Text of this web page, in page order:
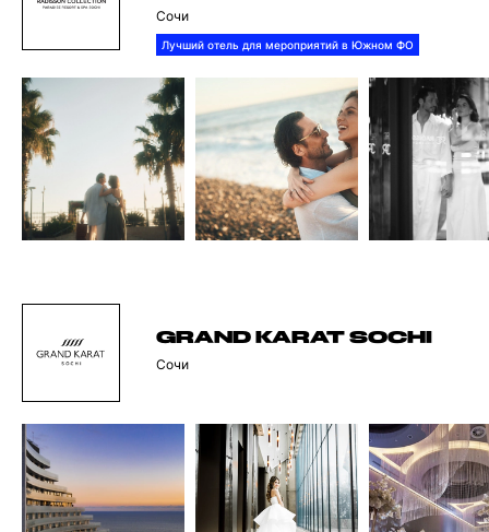
Сочи
Лучший отель для мероприятий в Южном ФО
GRAND KARAT SOCHI
Сочи